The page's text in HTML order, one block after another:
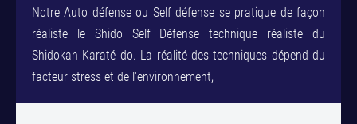
Notre Auto défense ou Self défense se pratique de façon
réaliste le Shido Self Défense technique réaliste du
Shidokan Karaté do. La réalité des techniques dépend du
facteur stress et de l'environnement,